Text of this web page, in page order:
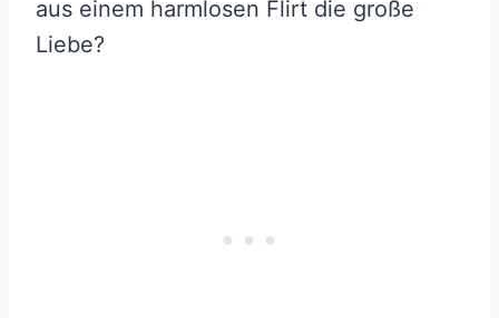
aus einem harmlosen Flirt die große
Liebe?